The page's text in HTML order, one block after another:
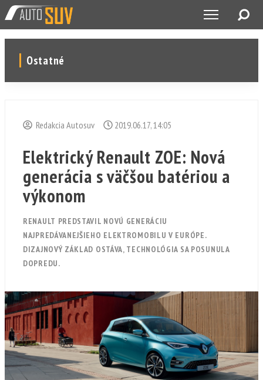
Ostatné
Redakcia Autosuv 2019.06.17, 14:05
Elektrický Renault ZOE: Nová
generácia s väčšou batériou a
výkonom
RENAULT PREDSTAVIL NOVÚ GENERÁCIU
NAJPREDÁVANEJŠIEHO ELEKTROMOBILU V EURÓPE.
DIZAJNOVÝ ZÁKLAD OSTÁVA, TECHNOLÓGIA SA POSUNULA
DOPREDU.